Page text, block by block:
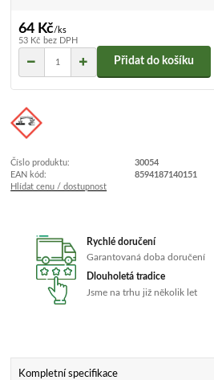
64 Kč/ks
53 Kč bez DPH
Přidat do košíku
Číslo produktu:
30054
EAN kód:
8594187140151
Hlídat cenu / dostupnost
Rychlé doručení
Garantovaná doba doručení
Dlouholetá tradice
Jsme na trhu již několik let
Kompletní specifikace